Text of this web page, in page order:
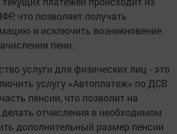
что позволяет получать
и исключить возникновение
пени.
услуги для физических лиц - это
услугу «Автоплатеж» по ДСВ
пенсии, что позволит на
делать отчисления в необходимом
дополнительный размер пенсии